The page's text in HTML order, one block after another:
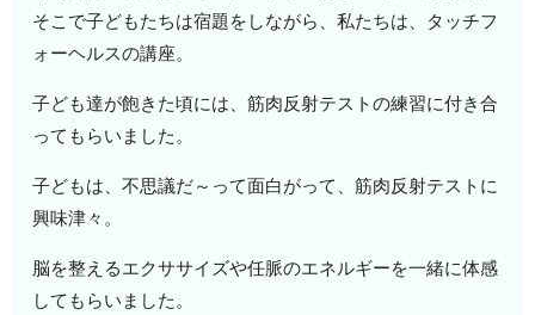
そこで子どもたちは宿題をしながら、私たちは、タッチフ
ォーヘルスの講座。
子ども達が飽きた頃には、筋肉反射テストの練習に付き合
ってもらいました。
子どもは、不思議だ～って面白がって、筋肉反射テストに
興味津々。
脳を整えるエクササイズや任脈のエネルギーを一緒に体感
してもらいました。